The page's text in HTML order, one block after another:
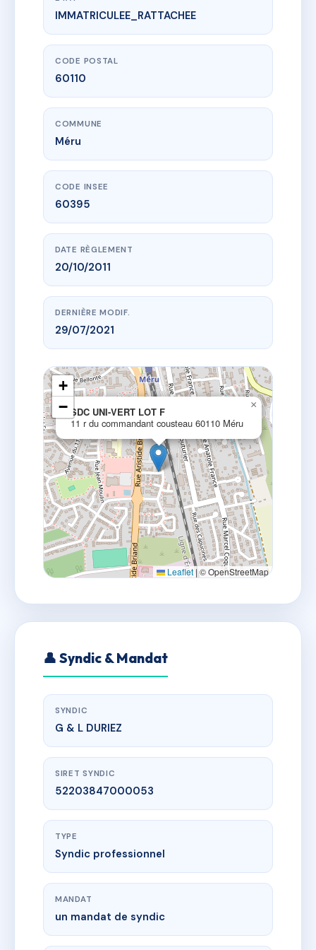
www.vme.plus/AD9032863
SDC UNI-VERT LOT F
11 r du commandant cousteau
IMMATRICULEE_RATTACHEE
CODE POSTAL
60110
COMMUNE
Méru
CODE INSEE
60395
DATE RÈGLEMENT
20/10/2011
DERNIÈRE MODIF.
29/07/2021
SDC UNI-VERT LOT F
11 r du commandant cousteau 60110 Méru
×
+
−
Leaflet|© OpenStreetMap
👤 Syndic & Mandat
SYNDIC
G & L DURIEZ
SIRET SYNDIC
52203847000053
TYPE
Syndic professionnel
MANDAT
un mandat de syndic